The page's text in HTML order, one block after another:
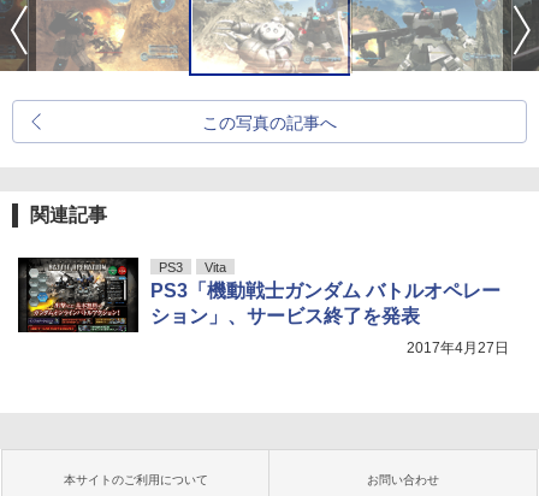
この写真の記事へ
関連記事
PS3 Vita
PS3「機動戦士ガンダム バトルオペレー
ション」、サービス終了を発表
2017年4月27日
本サイトのご利用について お問い合わせ